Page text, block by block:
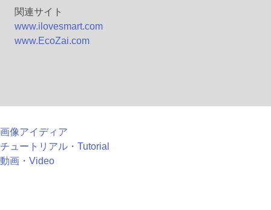
関連サイト
www.ilovesmart.com
www.EcoZai.com
画像アイディア
チュートリアル・Tutorial
動画・Video